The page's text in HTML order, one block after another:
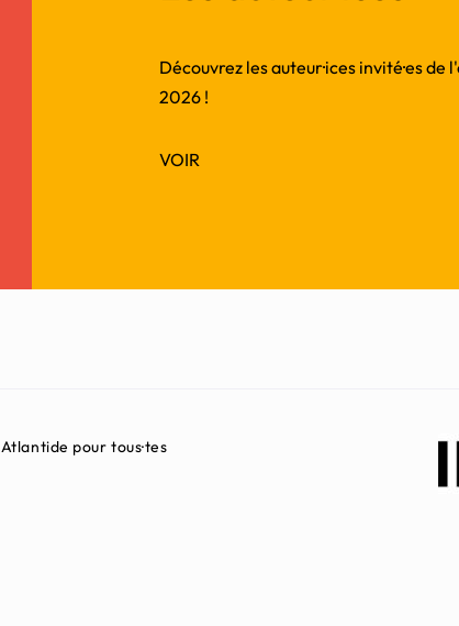
Découvrez les auteur·ices invité·es
2026 !
VOIR
Atlantide pour tous·tes